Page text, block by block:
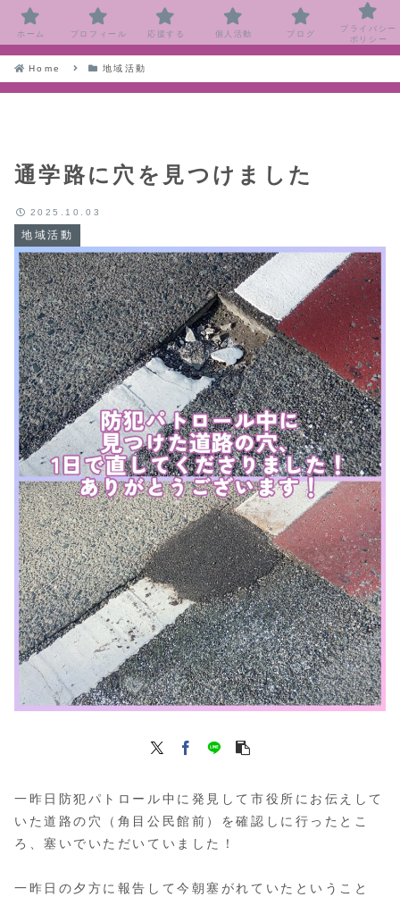
Home 地域活動
通学路に穴を見つけました
地域活動
2025.10.03
一昨日防犯パトロール中に発見して市役所にお伝えして
いた道路の穴（角目公民館前）を確認しに行ったとこ
ろ、塞いでいただいていました！
一昨日の夕方に報告して今朝塞がれていたということ
ホーム プロフィール 応援する 個人活動 ブログ
プライバシー
ポリシー